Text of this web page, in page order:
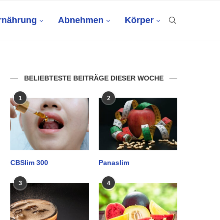
Abnehmen Körper
BELIEBTESTE BEITRÄGE DIESER WOCHE
1
CBSlim 300
2
Panaslim
3 4